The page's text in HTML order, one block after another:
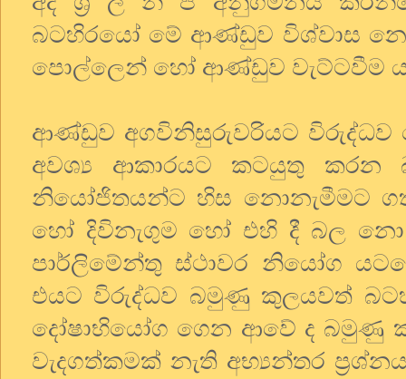
බටහිරයෝ මේ ආණ්ඩුව විශ්වාස
පොල්ලෙන් හෝ ආණ්ඩුව වැට්ටවීම
ආණ්ඩුව අගවිනිසුරුවරියට විරුද්ධව
අවශ්‍ය ආකාරයට කටයුතු
නියෝජිතයන්ට හිස නොනැමීමට
හෝ දිවිනැගුම හෝ එහි දී බල නො
පාර්ලිමේන්තු ස්ථාවර නියෝග
එයට විරුද්ධව බමුණු කුලයවත්
දෝෂාභියෝග ගෙන ආවේ ද බමුණු
වැදගත්කමක් නැති අභ්‍යන්තර